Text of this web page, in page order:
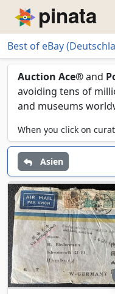
Piñata
Best of eBay
China
Auction Ace®and
avoiding tens of
and museums
When you click on
Asien